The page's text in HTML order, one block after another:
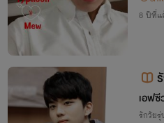
8 ปีที่แ
a)
เอฟซี
รักวัย